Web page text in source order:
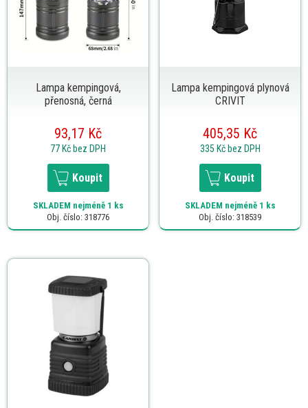
Lampa kempingová,
přenosná, černá
93,17 Kč
77 Kč bez DPH
Koupit
SKLADEM nejméně 1 ks
Obj. číslo: 318776
Lampa kempingová plynová
CRIVIT
405,35 Kč
335 Kč bez DPH
Koupit
SKLADEM nejméně 1 ks
Obj. číslo: 318539